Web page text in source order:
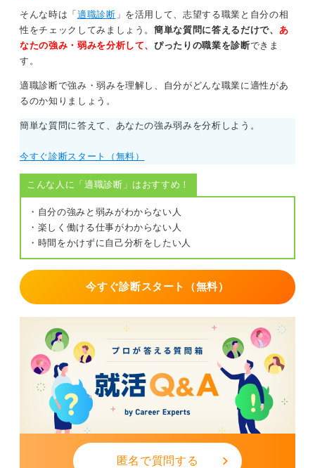
評価制度を理解し、貢献のプロセスと成果を可視化
しよう
おきましょう。
度の因数分解
②部門KPIと個人KPIの連結のイメージ
③品質不良率、工数削減、教育、標準化など、副次軸の
④定量・定性を問わない、ダッシュボード・議事録・感
謝メールなどといった成果の証憑化
もし停滞の兆しがあった場合は、上司やメンターなどに
ジェクト応募なども手段となります。
定期的に外部市場の相場を把握し、社内外の選択肢を同
時に持つことが、年収の下振れリスクを抑える最善策で
す。
0
そんな時は「 適職診断 」を活用して、志望する職業と自分の相
性をチェックしてみましょう。簡単な質問に答えるだけで、 あ
なたの強み・弱みを分析して、ぴったりの職業を診断できま
す。
適職診断で強み・弱みを理解し、自分がどんな職業に適性があ
るのか知りましょう。
簡単な質問に答えて、あなたの強み弱みを分析しよう。
今すぐ診断スタート（無料）
こんな人に「適職診断」はおすすめ！
・自分の強みと弱みがわからない人
・楽しく働ける仕事がわからない人
・時間をかけずに自己分析をしたい人
今すぐ診断スタート（無料）
匿名で質問する